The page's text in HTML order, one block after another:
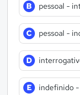
B pessoal -
C pessoal -
D
E indefinido